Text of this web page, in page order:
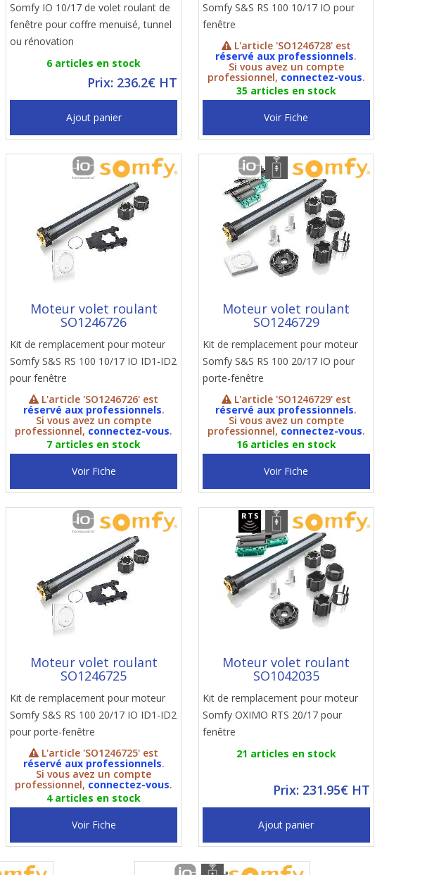
Somfy IO 10/17 de volet roulant de
fenêtre pour coffre menuisé, tunnel
ou rénovation
6 articles en stock
Prix: 236.2€ HT
Ajout panier
Somfy S&S RS 100 10/17 IO pour
fenêtre
L'article 'SO1246728' est
réservé aux professionnels.
Si vous avez un compte
professionnel, connectez-vous.
35 articles en stock
Voir Fiche
Moteur volet roulant
SO1246726
Kit de remplacement pour moteur
Somfy S&S RS 100 10/17 IO ID1-ID2
pour fenêtre
L'article 'SO1246726' est
réservé aux professionnels.
Si vous avez un compte
professionnel, connectez-vous.
7 articles en stock
Voir Fiche
Moteur volet roulant
SO1246729
Kit de remplacement pour moteur
Somfy S&S RS 100 20/17 IO pour
porte-fenêtre
L'article 'SO1246729' est
réservé aux professionnels.
Si vous avez un compte
professionnel, connectez-vous.
16 articles en stock
Voir Fiche
Moteur volet roulant
SO1246725
Kit de remplacement pour moteur
Somfy S&S RS 100 20/17 IO ID1-ID2
pour porte-fenêtre
L'article 'SO1246725' est
réservé aux professionnels.
Si vous avez un compte
professionnel, connectez-vous.
4 articles en stock
Voir Fiche
Moteur volet roulant
SO1042035
Kit de remplacement pour moteur
Somfy OXIMO RTS 20/17 pour
fenêtre
21 articles en stock
Prix: 231.95€ HT
Ajout panier